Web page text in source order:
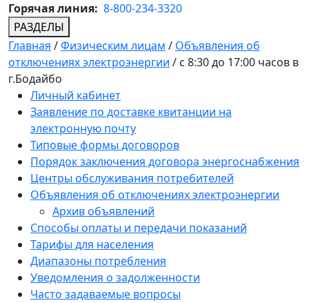
Горячая линия: 8-800-234-3320
РАЗДЕЛЫ
Главная /Физическим лицам / Объявления об
отключениях электроэнергии / с 8:30 до 17:00 часов в
г.Бодайбо
Личный кабинет
Заявление по доставке квитанции на
электронную почту
Типовые формы договоров
Порядок заключения договора энергоснабжения
Центры обслуживания потребителей
Объявления об отключениях электроэнергии
Архив объявлений
Способы оплаты и передачи показаний
Тарифы для населения
Диапазоны потребления
Уведомления о задолженности
Часто задаваемые вопросы